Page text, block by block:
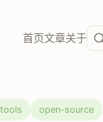
首页文章关于
open-source